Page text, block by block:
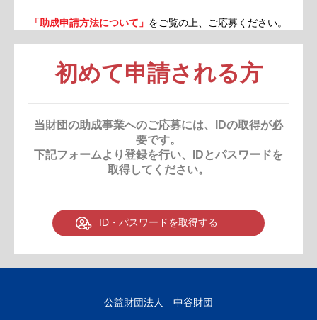
「助成申請方法について」 をご覧の上、ご応募ください。
初めて申請される方
当財団の助成事業へのご応募には、IDの取得が必
要です。
下記フォームより登録を行い、IDとパスワードを
取得してください。
ID・パスワードを取得する
公益財団法人 中谷財団